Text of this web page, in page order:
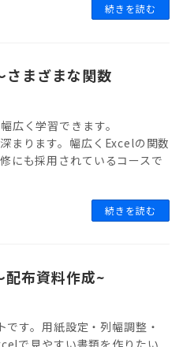
続きを読む
さまざまな関数
広く学習できます。
まります。幅広くExcelの関数
にも採用されているコースで
続きを読む
配布資料作成~
す。用紙設定・列幅調整・